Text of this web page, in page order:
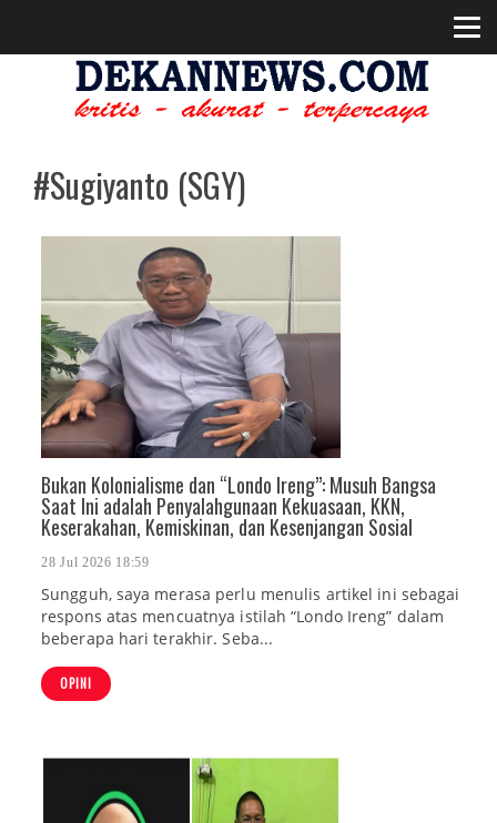
#Sugiyanto (SGY)
Bukan Kolonialisme dan “Londo Ireng”: Musuh Bangsa
Saat Ini adalah Penyalahgunaan Kekuasaan, KKN,
Keserakahan, Kemiskinan, dan Kesenjangan Sosial
28 Jul 2026 18:59
Sungguh, saya merasa perlu menulis artikel ini sebagai
respons atas mencuatnya istilah “Londo Ireng” dalam
beberapa hari terakhir. Seba...
OPINI